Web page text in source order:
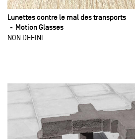
Lunettes contre le mal des transports
Motion Glasses
NON DEFINI